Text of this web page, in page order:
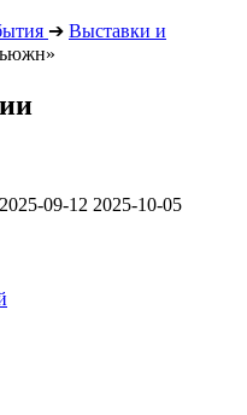
➔ Выставки и
2025-09-12 2025-10-05